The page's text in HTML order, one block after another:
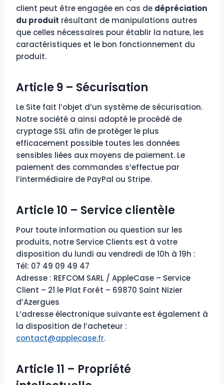
client peut être engagée en cas de dépréciation
du produit résultant de manipulations autres
que celles nécessaires pour établir la nature, les
caractéristiques et le bon fonctionnement du
produit.
Article 9 – Sécurisation
Le Site fait l’objet d’un système de sécurisation.
Notre société a ainsi adopté le procédé de
cryptage SSL afin de protéger le plus
efficacement possible toutes les données
sensibles liées aux moyens de paiement. Le
paiement des commandes s’effectue par
l’intermédiaire de PayPal ou Stripe.
Article 10 – Service clientèle
Pour toute information ou question sur les
produits, notre Service Clients est à votre
disposition du lundi au vendredi de 10h à 19h :
Tél: 07 49 09 49 47
Adresse : REFCOM SARL / AppleCase – Service
Client – 21 le Plat Forêt – 69870 Saint Nizier
d’Azergues
L’adresse électronique suivante est également à
la disposition de l’acheteur :
contact@applecase.fr.
Article 11 – Propriété